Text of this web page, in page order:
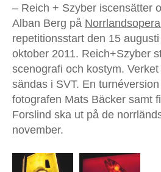
april 2024
februari 2024
juli 2023
mars 2023
november 2022
september 2022
augusti 2021
maj 2021
januari 2021
augusti 2020
– Reich + Szyber iscensätter
Alban Berg på
repetitionsstart den 15
oktober 2011. Reich+Szyber
scenografi och kostym.
sändas i SVT. En
fotografen Mats Bäcker samt
Forslind ska ut på de
november.